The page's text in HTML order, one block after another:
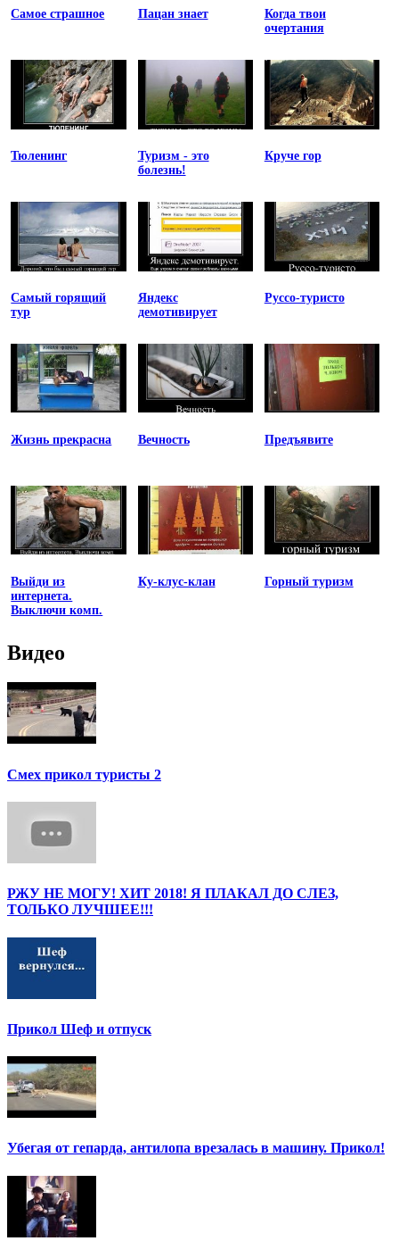
Самое страшное Пацан знает
Когда твои
очертания
Тюленинг
Туризм - это
болезнь!
Круче гор
Самый горящий
тур
Яндекс
демотивирует
Руссо-туристо
Жизнь прекрасна Вечность Предъявите
Выйди из
интернета.
Выключи комп.
Ку-клус-клан Горный туризм
Видео
Смех прикол туристы 2
РЖУ НЕ МОГУ! ХИТ 2018! Я ПЛАКАЛ ДО СЛЕЗ,
ТОЛЬКО ЛУЧШЕЕ!!!
Прикол Шеф и отпуск
Убегая от гепарда, антилопа врезалась в машину. Прикол!